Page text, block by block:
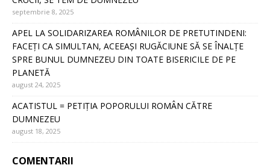
septembrie 8, 2025
APEL LA SOLIDARIZAREA ROMÂNILOR DE PRETUTINDENI:
FACEȚI CA SIMULTAN, ACEEAȘI RUGĂCIUNE SĂ SE ÎNALȚE
SPRE BUNUL DUMNEZEU DIN TOATE BISERICILE DE PE
PLANETĂ
august 24, 2025
ACATISTUL = PETIȚIA POPORULUI ROMÂN CĂTRE
DUMNEZEU
august 18, 2025
COMENTARII